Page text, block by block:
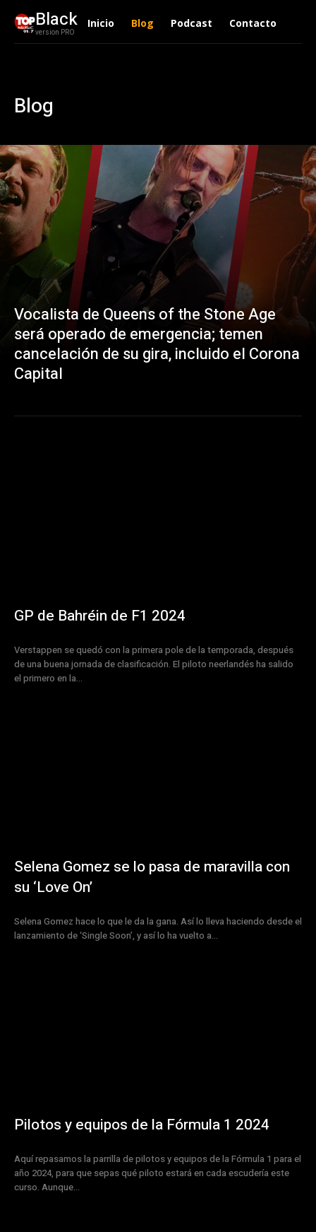
Black
version PRO
Inicio Blog Podcast Contacto
Blog
Vocalista de Queens of the Stone Age
será operado de emergencia; temen
cancelación de su gira, incluido el Corona
Capital
GP de Bahréin de F1 2024
Verstappen se quedó con la primera pole de la temporada, después
de una buena jornada de clasificación. El piloto neerlandés ha salido
el primero en la...
Selena Gomez se lo pasa de maravilla con
su ‘Love On’
Selena Gomez hace lo que le da la gana. Así lo lleva haciendo desde el
lanzamiento de ‘Single Soon’, y así lo ha vuelto a...
Pilotos y equipos de la Fórmula 1 2024
Aquí repasamos la parrilla de pilotos y equipos de la Fórmula 1 para el
año 2024, para que sepas qué piloto estará en cada escudería este
curso. Aunque...